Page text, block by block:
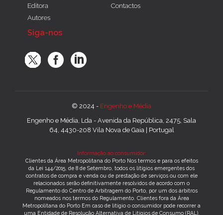
Editora
Autores
Contactos
Siga-nos
© 2024 - Engenho e Média
Engenho e Média, Lda - Avenida da República, 2475, Sala
64, 4430-208 Vila Nova de Gaia | Portugal
Informação ao consumidor:
Clientes da Área Metropolitana do Porto Nos termos e para os efeitos
da Lei 144/2015, de 8 de Setembro, todos os litígios emergentes dos
contratos de compra e venda ou de prestação de serviços ou com ele
relacionados serão definitivamente resolvidos de acordo com o
Regulamento do Centro de Arbitragem do Porto, por um dos árbitros
nomeados nos termos do Regulamento. Clientes fora da Área
Metropolitana do Porto Em caso de litígio o consumidor pode recorrer a
uma Entidade de Resolução Alternativa de Litígios de Consumo (RAL).